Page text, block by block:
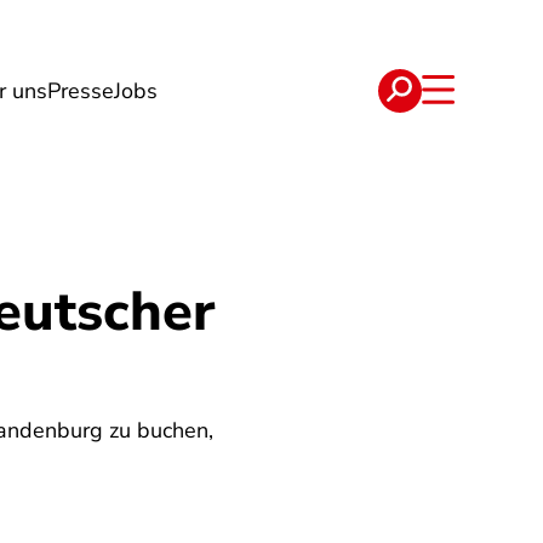
unsPresseJobs
Verträge
zu buchen,